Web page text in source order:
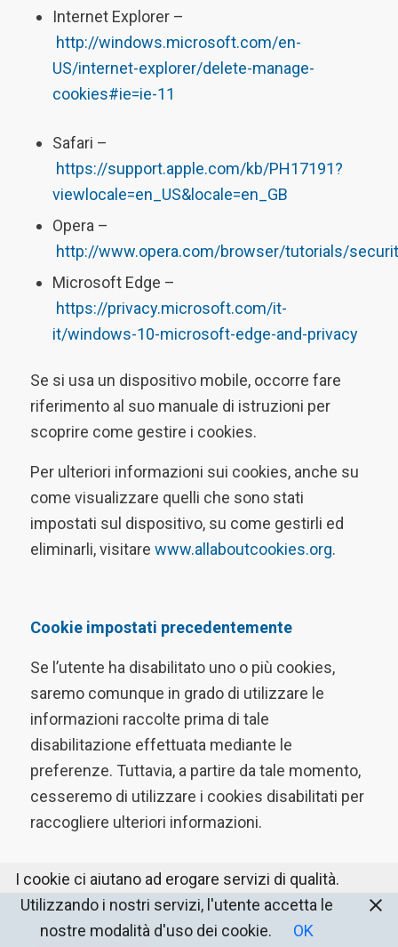
Internet Explorer –
http://windows.microsoft.com/en-
US/internet-explorer/delete-manage-
cookies#ie=ie-11
Safari –
https://support.apple.com/kb/PH17191?
viewlocale=en_US&locale=en_GB
Opera –
http://www.opera.com/browser/tutorials/
Microsoft Edge –
https://privacy.microsoft.com/it-
it/windows-10-microsoft-edge-and-privacy
Se si usa un dispositivo mobile, occorre fare
riferimento al suo manuale di istruzioni per
scoprire come gestire i cookies.
Per ulteriori informazioni sui cookies, anche su
come visualizzare quelli che sono stati
impostati sul dispositivo, su come gestirli ed
eliminarli, visitare www.allaboutcookies.org.
Cookie impostati precedentemente
Se l’utente ha disabilitato uno o più cookies,
saremo comunque in grado di utilizzare le
informazioni raccolte prima di tale
disabilitazione effettuata mediante le
preferenze. Tuttavia, a partire da tale momento,
cesseremo di utilizzare i cookies disabilitati per
raccogliere ulteriori informazioni.
I cookie ci aiutano ad erogare servizi di qualità.
Utilizzando i nostri servizi, l'utente accetta le
nostre modalità d'uso dei cookie.
OK